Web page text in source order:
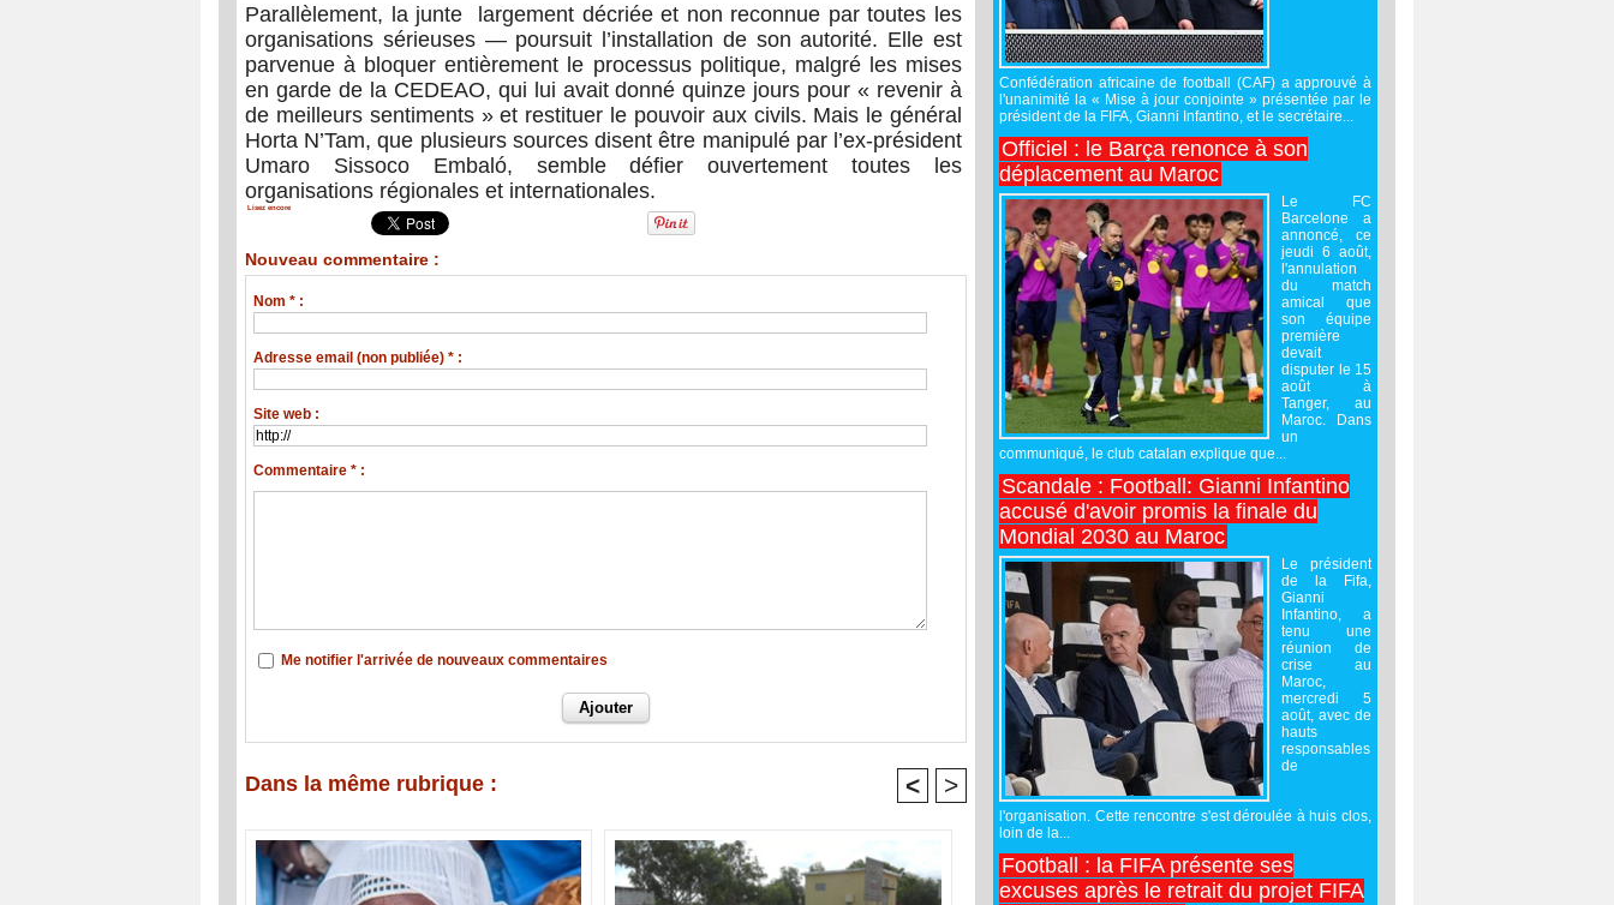
Parallèlement, la junte largement décriée et non reconnue par toutes les
organisations sérieuses — poursuit l’installation de son autorité. Elle est
parvenue à bloquer entièrement le processus politique, malgré les mises
en garde de la CEDEAO, qui lui avait donné quinze jours pour « revenir à
de meilleurs sentiments » et restituer le pouvoir aux civils. Mais le général
Horta N’Tam, que plusieurs sources disent être manipulé par l’ex-président
Umaro Sissoco Embaló, semble défier ouvertement toutes les
organisations régionales et internationales.
Lisez encore
Nouveau commentaire :
Nom * :
Adresse email (non publiée) * :
Site web :
Commentaire * :
Me notifier l'arrivée de nouveaux commentaires
Dans la même rubrique : < >
Confédération africaine de football (CAF) a approuvé à
l'unanimité la « Mise à jour conjointe » présentée par le
président de la FIFA, Gianni Infantino, et le secrétaire...
Officiel : le Barça renonce à son
déplacement au Maroc
Le FC
Barcelone a
annoncé, ce
jeudi 6 août,
l'annulation
du match
amical que
son équipe
première
devait
disputer le 15
août à
Tanger, au
Maroc. Dans
un
communiqué, le club catalan explique que...
Scandale : Football: Gianni Infantino
accusé d'avoir promis la finale du
Mondial 2030 au Maroc
Le président
de la Fifa,
Gianni
Infantino, a
tenu une
réunion de
crise au
Maroc,
mercredi 5
août, avec de
hauts
responsables
de
l'organisation. Cette rencontre s'est déroulée à huis clos,
loin de la...
Football : la FIFA présente ses
excuses après le retrait du projet FIFA